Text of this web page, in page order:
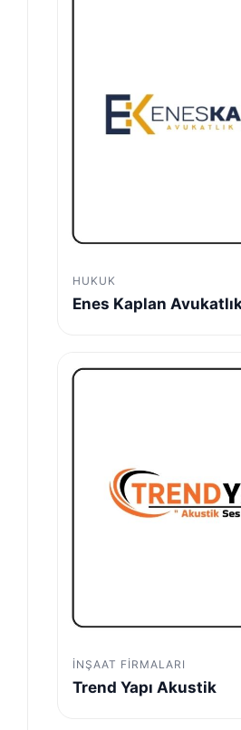
HUKUK
Enes Kaplan
İNŞAAT FIRMALARI
Trend Yapı Akustik